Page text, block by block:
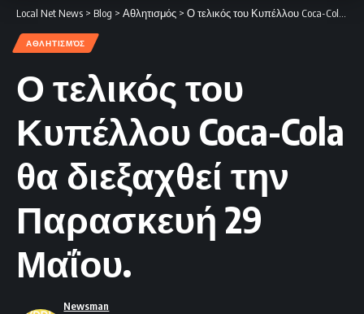
Local Net News > Blog > Αθλητισμός > Ο τελικός του Κυπέλλου Coca-Cola θα διεξαχθεί την Παρασκευή 29 Μαΐου.
ΑΘΛΗΤΙΣΜΌΣ
Ο τελικός του
Κυπέλλου Coca-Cola
θα διεξαχθεί την
Παρασκευή 29
Μαΐου.
Newsman